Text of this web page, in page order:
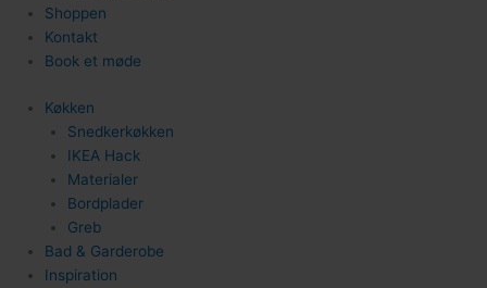
Shoppen
Kontakt
Book et møde
Køkken
Snedkerkøkken
IKEA Hack
Materialer
Bordplader
Greb
Bad & Garderobe
Inspiration